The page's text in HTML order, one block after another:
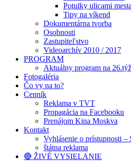
Potulky ulicami
Tipy na víkend
Dokumentárna tvorba
Osobnosti
Zastupiteľstvo
Videoarchív 2010 / 2017
PROGRAM
Aktuálny program na
Fotogaléria
Čo vy na to?
Cenník
Reklama v TVT
Propagácia na Facebooku
Prenájom Kina Moskva
Kontakt
Vyhlásenie o prístupnosti
štátna reklama
🔴 ŽIVÉ VYSIELANIE